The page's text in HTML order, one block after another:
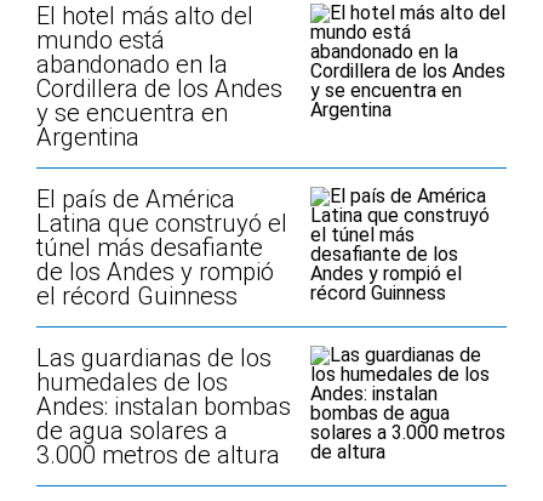
El hotel más alto del
mundo está
abandonado en la
Cordillera de los Andes
y se encuentra en
Argentina
El país de América
Latina que construyó el
túnel más desafiante
de los Andes y rompió
el récord Guinness
Las guardianas de los
humedales de los
Andes: instalan bombas
de agua solares a
3.000 metros de altura